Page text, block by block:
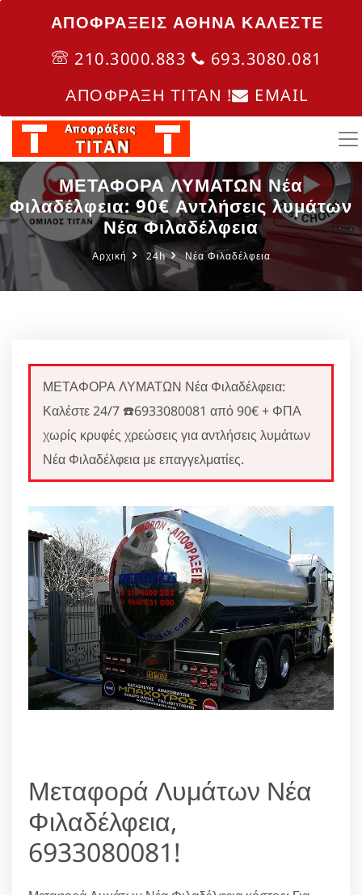
ΑΠΟΦΡΑΞΕΙΣ ΑΘΗΝΑ ΚΑΛΈΣΤΕ
210.3000.883
693.3080.081
ΑΠΟΦΡΑΞΗ ΤΙΤΑΝ !
EMAIL
ΜΕΤΑΦΟΡΑ ΛΥΜΑΤΩΝ Νέα
Φιλαδέλφεια: 90€ Αντλήσεις λυμάτων
Νέα Φιλαδέλφεια
Αρχική 24h Νέα Φιλαδέλφεια
ΜΕΤΑΦΟΡΑ ΛΥΜΑΤΩΝ Νέα Φιλαδέλφεια:
Καλέστε 24/7 ☎️6933080081 από 90€ + ΦΠΑ
χωρίς κρυφές χρεώσεις για αντλήσεις λυμάτων
Νέα Φιλαδέλφεια με επαγγελματίες.
Μεταφορά Λυμάτων Νέα
Φιλαδέλφεια,
6933080081!